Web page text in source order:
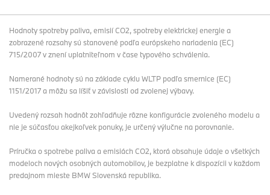
Hodnoty spotreby paliva, emisií CO2, spotreby elektrickej energie a
zobrazené rozsahy sú stanovené podľa európskeho nariadenia (EC)
715/2007 v znení uplatniteľnom v čase typového schválenia.
Namerané hodnoty sú na základe cyklu WLTP podľa smernice (EC)
1151/2017 a môžu sa líšiť v závislosti od zvolenej výbavy.
Uvedený rozsah hodnôt zohľadňuje rôzne konfigurácie zvoleného modelu a
nie je súčasťou akejkoľvek ponuky, je určený výlučne na porovnanie.
Príručka o spotrebe paliva a emisiách CO2, ktorá obsahuje údaje o všetkých
modeloch nových osobných automobilov, je bezplatne k dispozícii v každom
predajnom mieste BMW Slovenská republika.